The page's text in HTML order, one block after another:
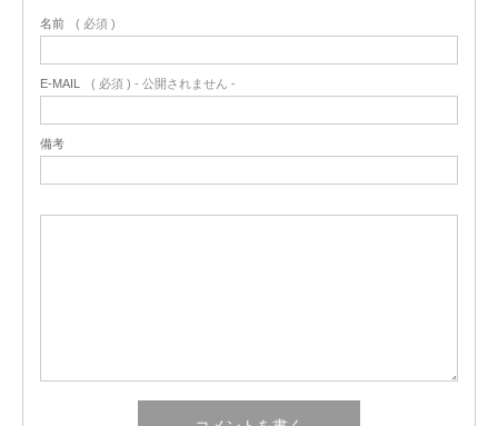
名前 ( 必須 )
E-MAIL ( 必須 ) - 公開されません -
備考